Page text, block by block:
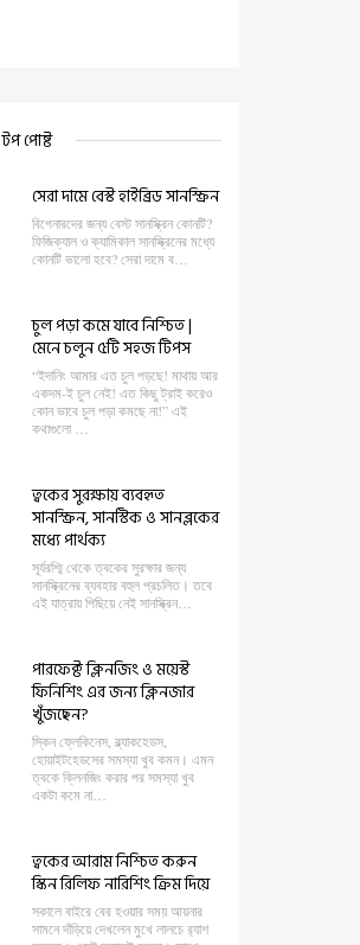
টপ পোষ্ট
সেরা দামে বেস্ট হাইব্রিড সানস্ক্রিন
বিগেনারদের জন্য বেস্ট সানস্ক্রিন কোনটি?
ফিজিক্যাল ও ক্যামিকাল সানস্ক্রিনের মধ্যে
কোনটি ভালো হবে? সেরা দামে ব…
চুল পড়া কমে যাবে নিশ্চিত |
মেনে চলুন ৫টি সহজ টিপস
“ইদানিং আমার এত চুল পড়ছে! মাথায় আর
একদম-ই চুল নেই! এত কিছু ট্রাই করেও
কোন ভাবে চুল পড়া কমছে না!” এই
কথাগুলো …
ত্বকের সুরক্ষায় ব্যবহৃত
সানস্ক্রিন, সানস্টিক ও সানব্লকের
মধ্যে পার্থক্য
সূর্যরশ্মি থেকে ত্বকের সুরক্ষার জন্য
সানস্ক্রিনের ব্যবহার বহুল প্রচলিত। তবে
এই যাত্রায় পিছিয়ে নেই সানস্ক্রিন…
পারফেক্ট ক্লিনজিং ও ময়েস্ট
ফিনিশিং এর জন্য ক্লিনজার
খুঁজছেন?
স্কিন ফ্লেকিনেস, ব্ল্যাকহেডস,
হোয়াইটহেডসের সমস্যা খুব কমন। এমন
ত্বকে ক্লিনজিং করার পর সমস্যা খুব
একটা কমে না…
ত্বকের আরাম নিশ্চিত করুন
স্কিন রিলিফ নারিশিং ক্রিম দিয়ে
সকালে বাইরে বের হওয়ার সময় আয়নার
সামনে দাঁড়িয়ে দেখলেন মুখে লালচে র‍্যাশ